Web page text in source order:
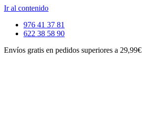
Ir al contenido
976 41 37 81
622 38 58 90
Envíos gratis en pedidos superiores a 29,99€